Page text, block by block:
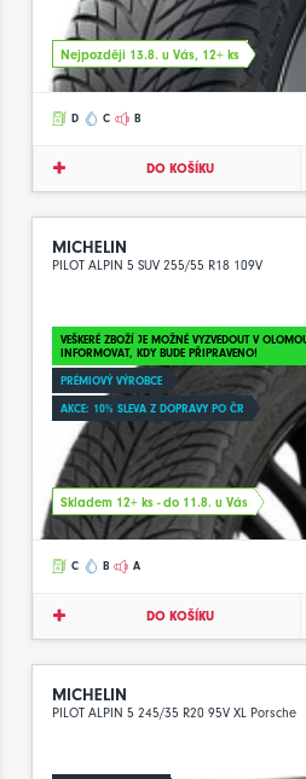
Nejpozději 13.8. u Vás, 12+ ks
D C B
DO KOŠÍKU
MICHELIN
PILOT ALPIN 5 SUV 255/55 R18 109V
VEŠKERÉ ZBOŽÍ JE MOŽNÉ VYZVEDOUT V
INFORMOVAT, KDY BUDE PŘIPRAVENO!
PRÉMIOVÝ VÝROBCE
AKCE: 10% SLEVA Z DOPRAVY PO ČR
Skladem 12+ ks - do 11.8. u Vás
C B A
DO KOŠÍKU
MICHELIN
PILOT ALPIN 5 245/35 R20 95V XL Porsche